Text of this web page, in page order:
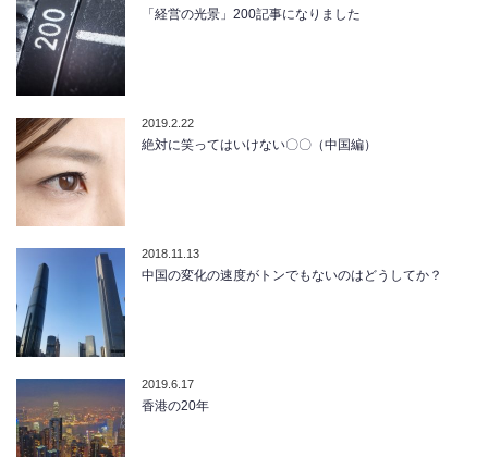
「経営の光景」200記事になりました
2019.2.22
絶対に笑ってはいけない〇〇（中国編）
2018.11.13
中国の変化の速度がトンでもないのはどうしてか？
2019.6.17
香港の20年